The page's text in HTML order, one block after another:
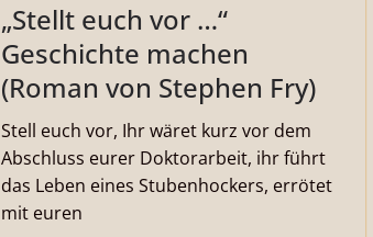
„Stellt euch vor …“
Geschichte machen
(Roman von Stephen Fry)
Stell euch vor, Ihr wäret kurz vor dem
Abschluss eurer Doktorarbeit, ihr führt
das Leben eines Stubenhockers, errötet
mit euren